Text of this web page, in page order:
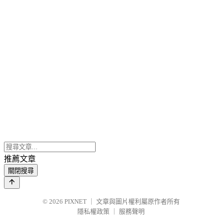
推薦文章
關閉搜尋
© 2026 PIXNET
文章與圖片權利屬原作者所有
隱私權政策
服務聲明